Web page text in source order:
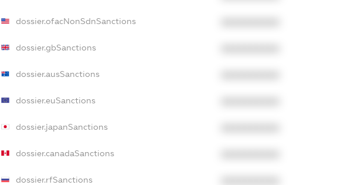
dossier.ofacNonSdnSanctions
dossier.gbSanctions
dossier.ausSanctions
dossier.euSanctions
dossier.japanSanctions
dossier.canadaSanctions
dossier.rfSanctions